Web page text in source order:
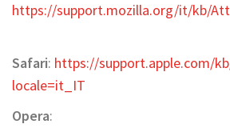
https://support.mozilla.org/it/kb/
Safari: https://support.apple.com/
locale=it_IT
Opera: